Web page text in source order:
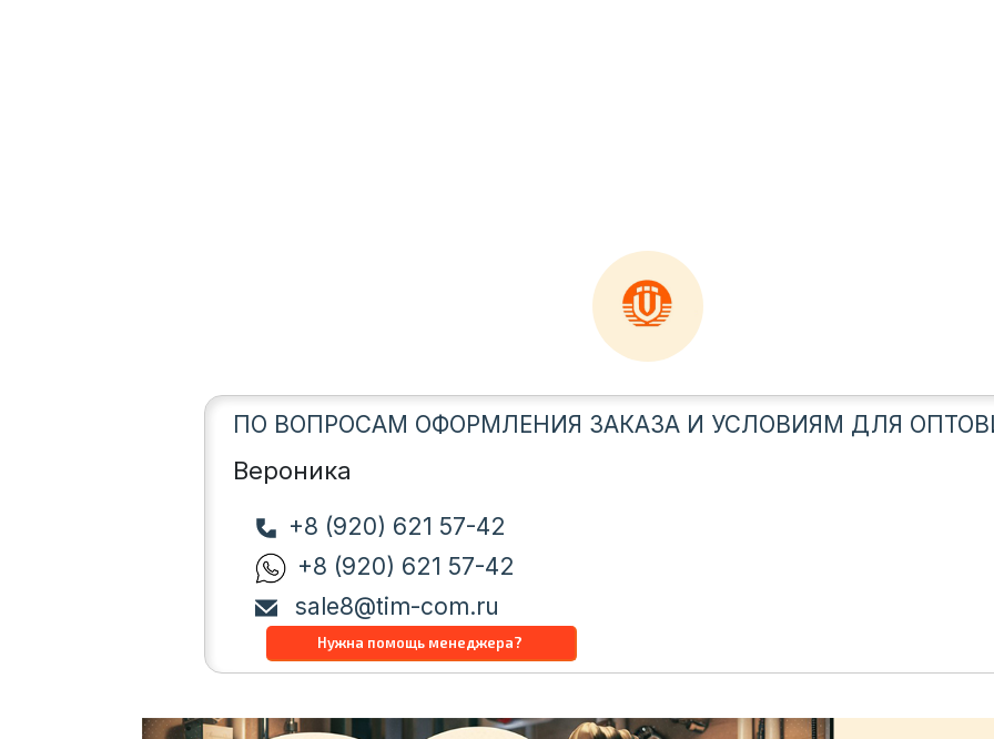
ПО ВОПРОСАМ ОФОРМЛЕНИЯ ЗАКАЗА И УСЛОВИЯМ ДЛЯ
Вероника
+8 (920) 621 57-42
+8 (920) 621 57-42
sale8@tim-com.ru